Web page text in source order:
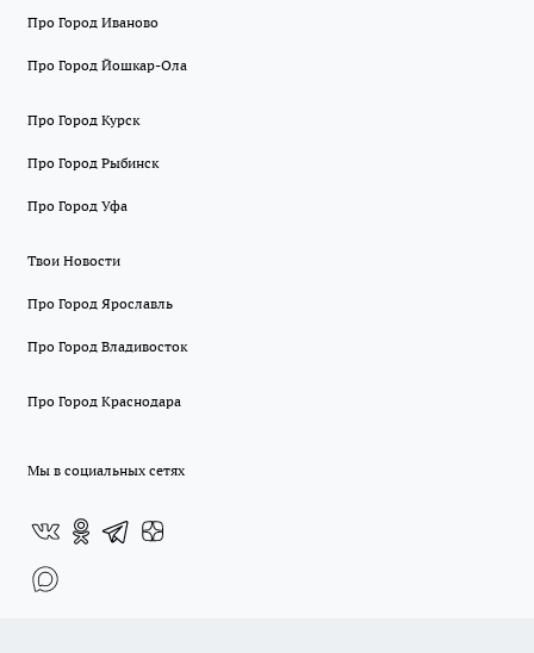
Про Город Иваново
Про Город Йошкар-Ола
Про Город Курск
Про Город Рыбинск
Про Город Уфа
Твои Новости
Про Город Ярославль
Про Город Владивосток
Про Город Краснодара
Мы в социальных сетях